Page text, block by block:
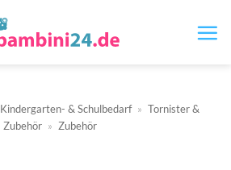
Kindergarten- & Schulbedarf » Tornister &
Zubehör » Zubehör